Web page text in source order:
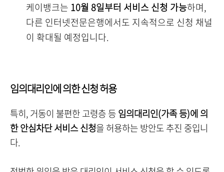
케이뱅크는 10월 8일부터 서비스 신청 가능하며,
다른 인터넷전문은행에서도 지속적으로 신청 채널
이 확대될 예정입니다.
임의대리인에 의한 신청 허용
특히, 거동이 불편한 고령층 등임의대리인(가족 등)에 의
한 안심차단 서비스 신청을 허용하는 방안도 추진 중입니
다.